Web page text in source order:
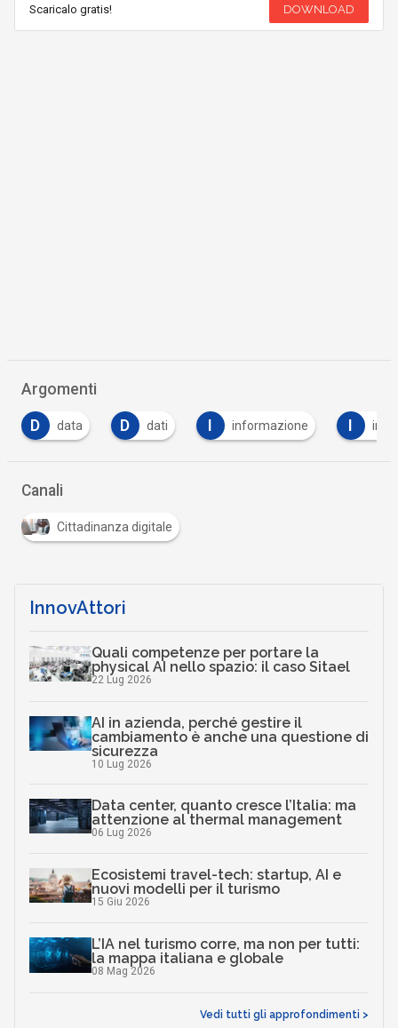
Scaricalo gratis! DOWNLOAD
Argomenti
D data D dati informazione
Canali
Cittadinanza digitale
InnovAttori
Quali competenze per portare la
physical AI nello spazio: il caso Sitael
22 Lug 2026
AI in azienda, perché gestire il
cambiamento è anche una questione di
sicurezza
10 Lug 2026
Data center, quanto cresce l’Italia: ma
attenzione al thermal management
06 Lug 2026
Ecosistemi travel-tech: startup, AI e
nuovi modelli per il turismo
15 Giu 2026
L’IA nel turismo corre, ma non per tutti:
la mappa italiana e globale
08 Mag 2026
Vedi tutti gli approfondimenti >